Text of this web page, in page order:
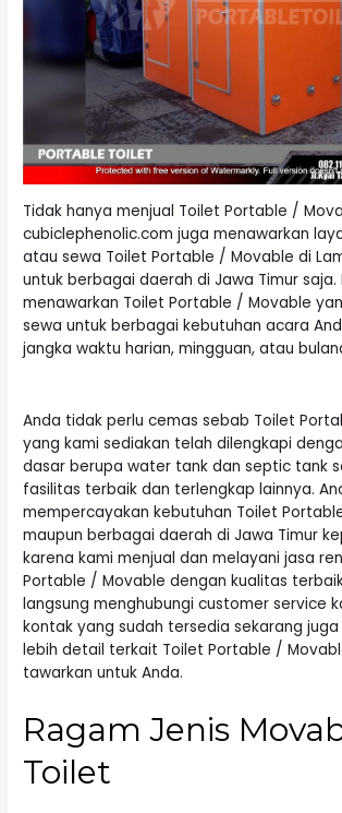
Tidak hanya menjual Toilet Portable /
cubiclephenolic.com juga menawarkan
atau sewa Toilet Portable / Movable di
untuk berbagai daerah di Jawa Timur saja.
menawarkan Toilet Portable / Movable
sewa untuk berbagai kebutuhan acara
jangka waktu harian, mingguan, atau
Anda tidak perlu cemas sebab Toilet
yang kami sediakan telah dilengkapi
dasar berupa water tank dan septic tank
fasilitas terbaik dan terlengkap lainnya.
mempercayakan kebutuhan Toilet
maupun berbagai daerah di Jawa Timur
karena kami menjual dan melayani jasa
Portable / Movable dengan kualitas
langsung menghubungi customer service
kontak yang sudah tersedia sekarang
lebih detail terkait Toilet Portable /
tawarkan untuk Anda.
Ragam Jenis
Toilet